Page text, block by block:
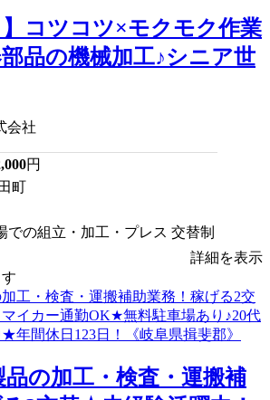
】コツコツ×モクモク作業
品の機械加工♪シニア世
会社
円
町
での組立・加工・プレス 交替制
詳細を表示
の加工・検査・運搬補